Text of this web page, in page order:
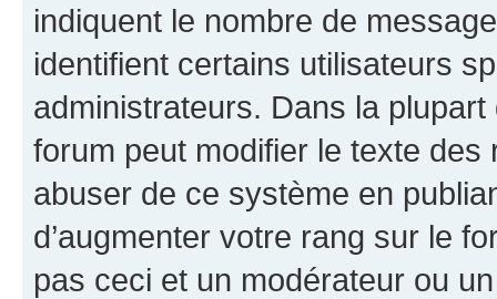
indiquent le nombre de
identifient certains utilisateurs
administrateurs. Dans la
forum peut modifier le texte
abuser de ce système en
d’augmenter votre rang sur le
pas ceci et un modérateur ou